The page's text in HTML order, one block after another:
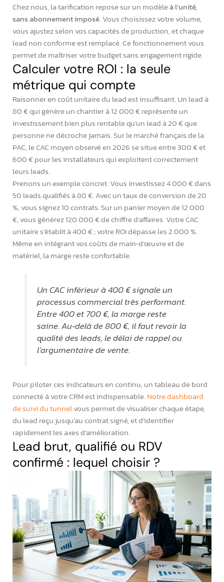
Chez nous, la tarification repose sur un modèleà l’unité,
sans abonnement imposé. Vous choisissez votre volume,
vous ajustez selon vos capacités de production, et chaque
lead non conforme est remplacé. Ce fonctionnement vous
permet de maîtriser votre budget sans engagement rigide.
Calculer votre ROI : la seule
métrique qui compte
Raisonner en coût unitaire du lead est insuffisant. Un lead à
80 € qui génère un chantier à 12 000 € représente un
investissement bien plus rentable qu’un lead à 20 € que
personne ne décroche jamais. Sur le marché français de la
PAC, le CAC moyen observé en 2026 se situe entre 300 € et
600 € pour les installateurs qui exploitent correctement
leurs leads.
Prenons un exemple concret. Vous investissez 4 000 € dans
50 leads qualifiés à 80 €. Avec un taux de conversion de 20
%, vous signez 10 contrats. Sur un panier moyen de 12 000
€, vous générez 120 000 € de chiffre d’affaires. Votre CAC
unitaire s’établit à 400 € ; votre ROI dépasse les 2 000 %.
Même en intégrant vos coûts de main‑d’œuvre et de
matériel, la marge reste confortable.
Un CAC inférieur à 400 € signale un
processus commercial très performant.
Entre 400 et 700 €, la marge reste
saine. Au‑delà de 800 €, il faut revoir la
qualité des leads, le délai de rappel ou
l’argumentaire de vente.
Pour piloter ces indicateurs en continu, un tableau de bord
connecté à votre CRM est indispensable. Notre dashboard
de suivi du tunnelvous permet de visualiser chaque étape,
du lead reçu jusqu’au contrat signé, et d’identifier
rapidement les axes d’amélioration.
Lead brut, qualifié ou RDV
confirmé : lequel choisir ?